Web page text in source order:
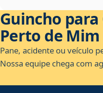
Guincho
Perto de Mim
Pane, acidente ou veículo
Nossa equipe chega com